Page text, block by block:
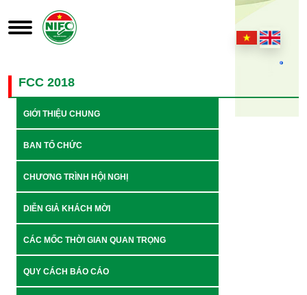
FCC 2018
GIỚI THIỆU CHUNG
BAN TỔ CHỨC
CHƯƠNG TRÌNH HỘI NGHỊ
DIỄN GIẢ KHÁCH MỜI
CÁC MỐC THỜI GIAN QUAN TRỌNG
QUY CÁCH BÁO CÁO